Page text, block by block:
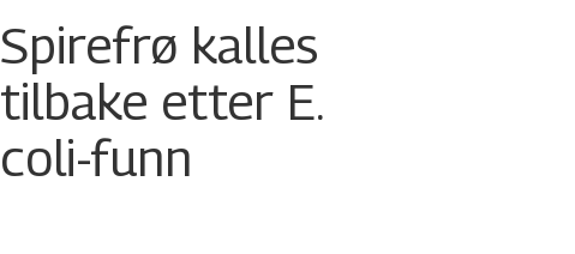
Spirefrø kalles
tilbake etter E.
coli-funn